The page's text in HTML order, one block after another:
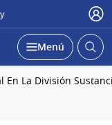
Desplegar
Menú Abrir
En La División